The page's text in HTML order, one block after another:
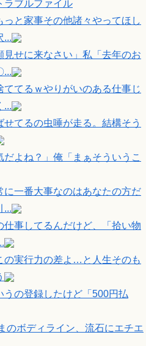
ラブルファイル
と家事その他諸々やってほし
...
見せに来なさい」私「去年のお
...
てるｗやりがいのある仕事じ
...
てるの虫唾が走る。結構そう
よね？」俺「まぁそういうこ
に一番大事なのはあなたの方だ
...
仕事してるんだけど、「拾い物
の実行力の差よ…と人生そのも
うの登録したけど「500円払
のボディライン、流石にエチエ